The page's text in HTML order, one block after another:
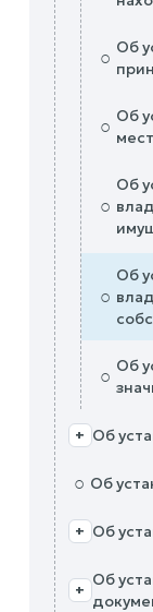
○ Об
○ Об
○
Об
○
Об
○ Об
+ Об
○ Об
+ Об
+
Об